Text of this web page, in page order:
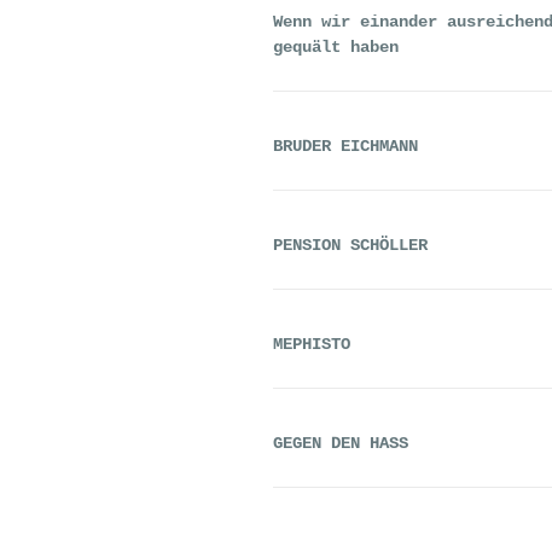
Wenn wir einander ausreichend
gequält haben
BRUDER EICHMANN
PENSION SCHÖLLER
MEPHISTO
GEGEN DEN HASS